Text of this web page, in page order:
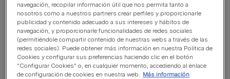
océano para atrapar el carbono y mejorar la
biodiversidad de ambos. Nuestro compromiso incluye las
siguientes metas para 2030:
Nos esforzaremos por reducir las emisiones de CO2
en un 50% en nuestro camino hacia las cero
navegación, recopilar información útil que nos permita tanto a
nosotros como a nuestros partners crear perfiles y proporcionarle
publicidad y contenido adecuado a sus intereses y hábitos de
navegación, y proporcionarle funcionalidades de redes sociales
(permitiéndole compartir contenido de nuestras webs a través de las
redes sociales). Puede obtener más información en nuestra Política de
Cookies y configurar sus preferencias haciendo clic en el botón
“Configurar Cookies” o, en cualquier momento, accediendo al enlace
de configuración de cookies en nuestra web. Más información